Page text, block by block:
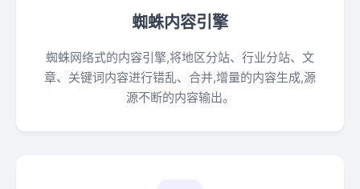
蜘蛛内容引擎
蜘蛛网络式的内容引擎,将地区分站、行业分站、文
章、关键词内容进行错乱、合并,增量的内容生成,源
源不断的内容输出。